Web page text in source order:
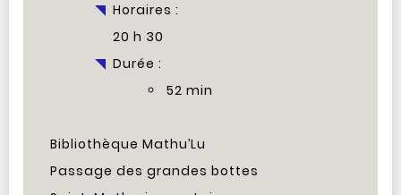
Horaires :
20 h 30
Durée :
52 min
Bibliothèque Mathu’Lu
Passage des grandes bottes